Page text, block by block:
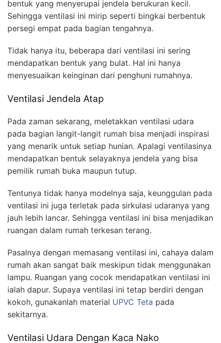
bentuk yang menyerupai jendela berukuran kecil.
Sehingga ventilasi ini mirip seperti bingkai berbentuk
persegi empat pada bagian tengahnya.
Tidak hanya itu, beberapa dari ventilasi ini sering
mendapatkan bentuk yang bulat. Hal ini hanya
menyesuaikan keinginan dari penghuni rumahnya.
Ventilasi Jendela Atap
Pada zaman sekarang, meletakkan ventilasi udara
pada bagian langit-langit rumah bisa menjadi inspirasi
yang menarik untuk setiap hunian. Apalagi ventilasinya
mendapatkan bentuk selayaknya jendela yang bisa
pemilik rumah buka maupun tutup.
Tentunya tidak hanya modelnya saja, keunggulan pada
ventilasi ini juga terletak pada sirkulasi udaranya yang
jauh lebih lancar. Sehingga ventilasi ini bisa menjadikan
ruangan dalam rumah terkesan terang.
Pasalnya dengan memasang ventilasi ini, cahaya dalam
rumah akan sangat baik meskipun tidak menggunakan
lampu. Ruangan yang cocok mendapatkan ventilasi ini
ialah dapur. Supaya ventilasi ini tetap berdiri dengan
kokoh, gunakanlah material UPVC Teta pada
sekitarnya.
Ventilasi Udara Dengan Kaca Nako